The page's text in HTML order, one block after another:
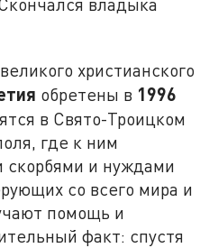
владыка
христианского
обретены в 1996
в Свято-Троицком
где к ним
скорбями и нуждами
со всего мира и
помощь и
факт: спустя